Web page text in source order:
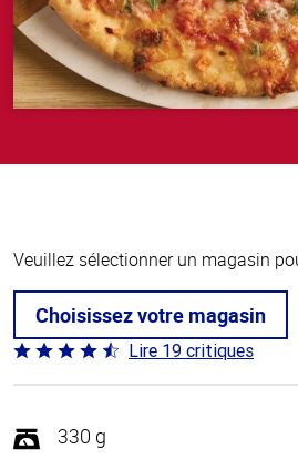
Veuillez sélectionner un magasin
Choisissez votre magasin
Coté
4.3 sur
Lire 19 critiques
330 g